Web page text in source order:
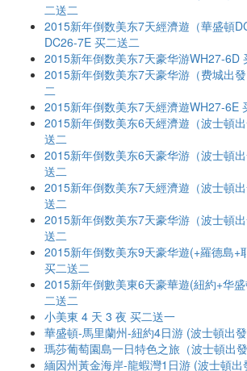
二送二
2015新年倒数美东7天經濟遊（華盛頓
DC26-7E 买二送二
2015新年倒数美东7天豪华游WH27-6D
2015新年倒数美东7天豪华游（费城出
二
2015新年倒数美东7天經濟遊WH27-6E
2015新年倒数美东6天經濟遊（波士頓
送二
2015新年倒数美东6天豪华游（波士頓
送二
2015新年倒数美东7天經濟遊（波士頓
送二
2015新年倒数美东7天豪华游（波士頓
送二
2015新年倒数美东9天豪华遊(+羅德島+
买二送二
2015新年倒數美東6天豪華遊(紐約+华
二送二
小美東 4 天 3 夜 买二送一
華盛頓-馬里蘭州-紐約4日游 (波士頓出
瑪莎葡萄園島一日特色之旅（波士頓出發
緬因州黃金海岸-龍蝦灣1日游 (波士頓出